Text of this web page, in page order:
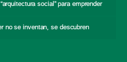
social” para emprender
no se inventan, se descubren